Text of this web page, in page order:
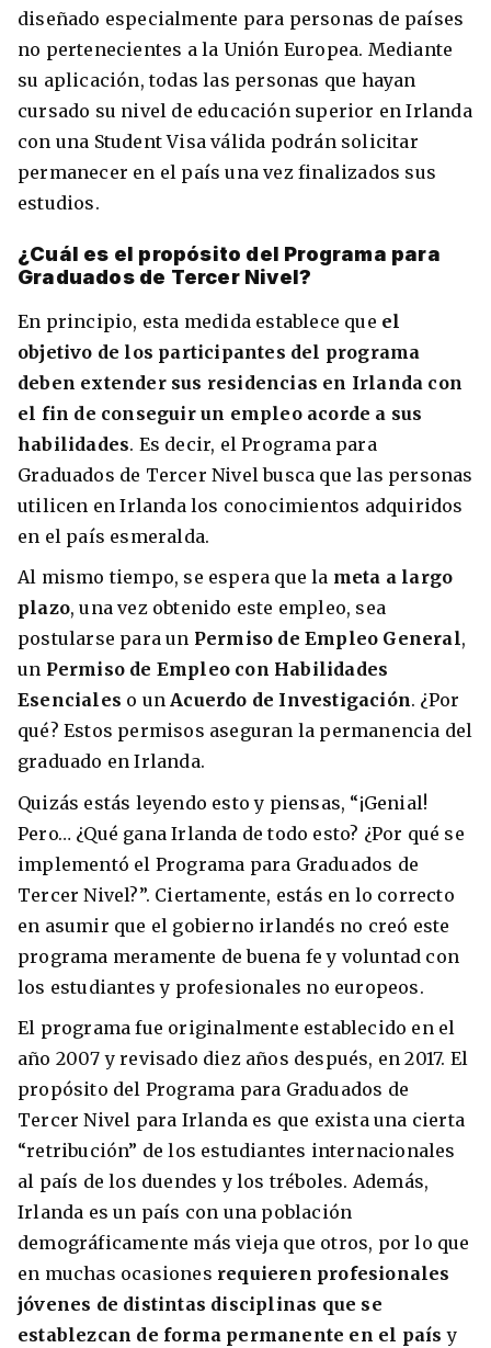
Estudia Desarrollo Web en Toronto
+30 Summer English for Professionals en
Melbourne
diseñado especialmente para personas de países
no pertenecientes a la Unión Europea. Mediante
su aplicación, todas las personas que hayan
cursado su nivel de educación superior en Irlanda
con una Student Visa válida podrán solicitar
permanecer en el país una vez finalizados sus
estudios.
¿Cuál es el propósito del Programa para
Graduados de Tercer Nivel?
En principio, esta medida establece que el
objetivo de los participantes del programa
deben extender sus residencias en Irlanda con
el fin de conseguir un empleo acorde a sus
habilidades. Es decir, el Programa para
Graduados de Tercer Nivel busca que las personas
utilicen en Irlanda los conocimientos adquiridos
en el país esmeralda.
Al mismo tiempo, se espera que la meta a largo
plazo, una vez obtenido este empleo, sea
postularse para un Permiso de Empleo General,
un Permiso de Empleo con Habilidades
Esenciales o unAcuerdo de Investigación. ¿Por
qué? Estos permisos aseguran la permanencia del
graduado en Irlanda.
Quizás estás leyendo esto y piensas, “¡Genial!
Pero… ¿Qué gana Irlanda de todo esto? ¿Por qué se
implementó el Programa para Graduados de
Tercer Nivel?”. Ciertamente, estás en lo correcto
en asumir que el gobierno irlandés no creó este
programa meramente de buena fe y voluntad con
los estudiantes y profesionales no europeos.
El programa fue originalmente establecido en el
año 2007 y revisado diez años después, en 2017. El
propósito del Programa para Graduados de
Tercer Nivel para Irlanda es que exista una cierta
“retribución” de los estudiantes internacionales
al país de los duendes y los tréboles. Además,
Irlanda es un país con una población
demográficamente más vieja que otros, por lo que
en muchas ocasiones requieren profesionales
jóvenes de distintas disciplinas que se
establezcan de forma permanente en el país y